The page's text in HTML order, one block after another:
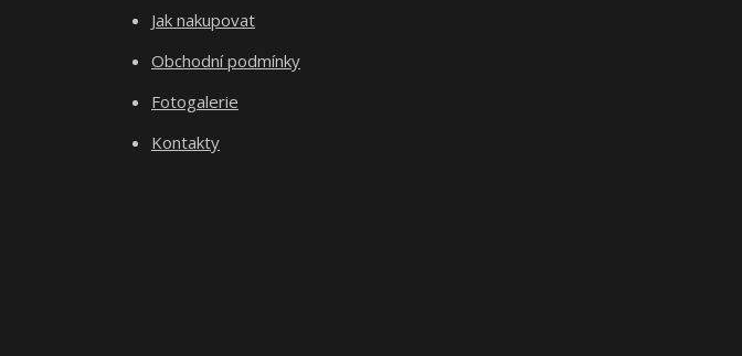
Jak nakupovat
Obchodní podmínky
Fotogalerie
Kontakty